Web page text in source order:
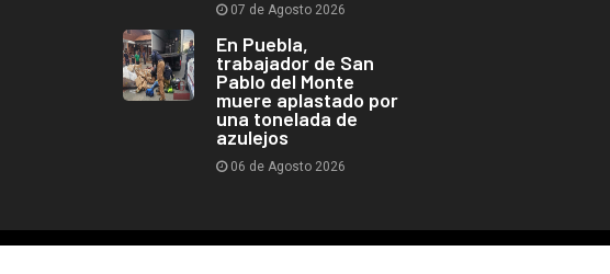
07 de Agosto 2026
En Puebla,
trabajador de San
Pablo del Monte
muere aplastado por
una tonelada de
azulejos
06 de Agosto 2026